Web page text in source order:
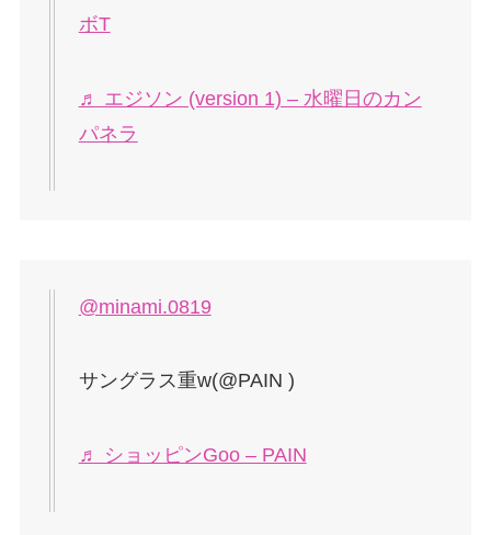
ボT
♬ エジソン (version 1) – 水曜日のカン
パネラ
@minami.0819
サングラス重w(@PAIN )
♬ ショッピンGoo – PAIN